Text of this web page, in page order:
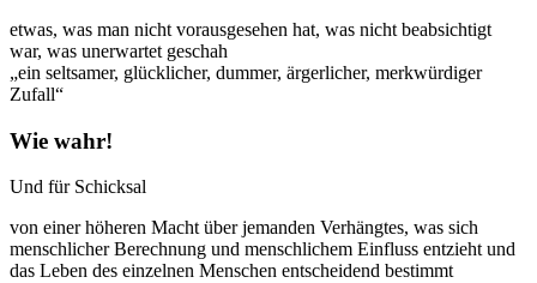
etwas, was man nicht vorausgesehen hat, was nicht beabsichtigt
war, was unerwartet geschah
„ein seltsamer, glücklicher, dummer, ärgerlicher, merkwürdiger
Zufall“
Wie wahr!
Und für Schicksal
von einer höheren Macht über jemanden Verhängtes, was sich
menschlicher Berechnung und menschlichem Einfluss entzieht und
das Leben des einzelnen Menschen entscheidend bestimmt